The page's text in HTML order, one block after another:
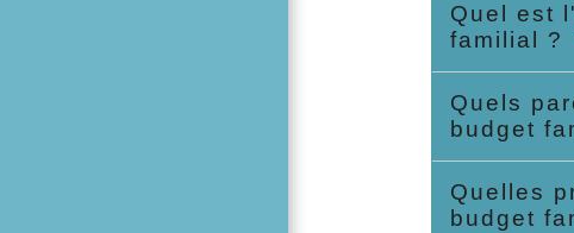
Quel est
familial ?
Quels
budget
Quelles
budget